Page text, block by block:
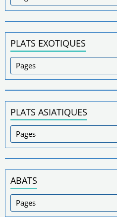
PLATS EXOTIQUES
PLATS ASIATIQUES
ABATS